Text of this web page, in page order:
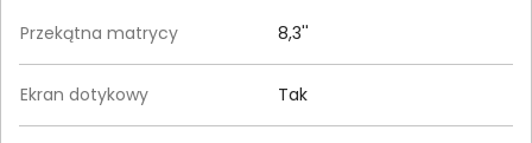
Przekątna matrycy 8,3''
Ekran dotykowy Tak